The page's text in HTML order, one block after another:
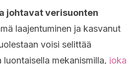
johtavat verisuonten
laajentuminen ja kasvanut
voisi selittää
luontaisella mekanismilla, joka